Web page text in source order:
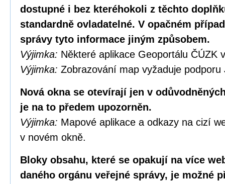
dostupné i bez kteréhokoli z těchto
standardně ovladatelné. V opačném
správy tyto informace jiným způsobem.
Výjimka: Některé aplikace Geoportálu ČÚZK
Výjimka: Zobrazování map vyžaduje podporu
Nová okna se otevírají jen v
je na to předem upozorněn.
Výjimka: Mapové aplikace a odkazy na cizí
v novém okně.
Bloky obsahu, které se opakují na více
daného orgánu veřejné správy, je možné